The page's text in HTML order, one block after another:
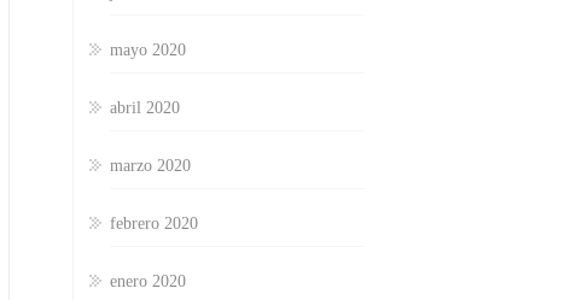
mayo 2020
abril 2020
marzo 2020
febrero 2020
enero 2020